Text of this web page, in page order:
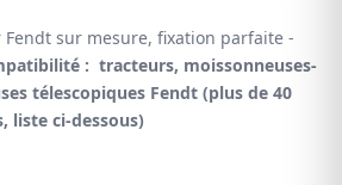
Fendt sur mesure, fixation parfaite -
: tracteurs, moissonneuses-
télescopiques Fendt (plus de 40
liste ci-dessous)